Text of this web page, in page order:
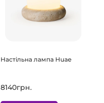
Настільна лампа Huae
8140грн.